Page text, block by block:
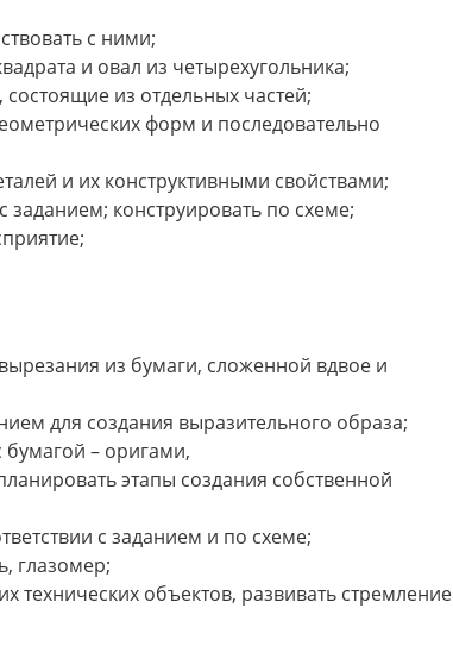
с ними;
и овал из четырехугольника;
из отдельных частей;
форм и последовательно
и их конструктивными свойствами;
заданием; конструировать по схеме;
из бумаги, сложенной вдвое и
для создания выразительного образа;
– оригами,
этапы создания собственной
с заданием и по схеме;
глазомер;
технических объектов, развивать стремление